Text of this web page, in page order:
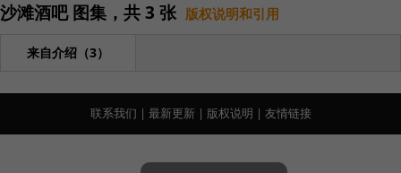
沙滩酒吧图集，共 3 张 版权说明和引用
来自介绍（3）
联系我们 | 最新更新 | 版权说明 | 友情链接